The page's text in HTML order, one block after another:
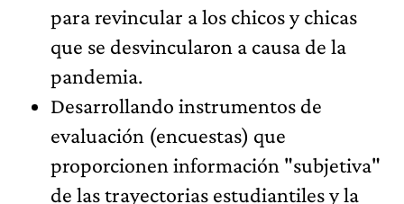
para revincular a los chicos y chicas
que se desvincularon a causa de la
pandemia.
Desarrollando instrumentos de
evaluación (encuestas) que
proporcionen información "subjetiva"
de las trayectorias estudiantiles y la